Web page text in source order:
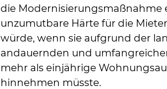
die Modernisierungsmaßnahme
unzumutbare Härte für die
würde, wenn sie aufgrund der
andauernden und
mehr als einjährige
hinnehmen müsste.